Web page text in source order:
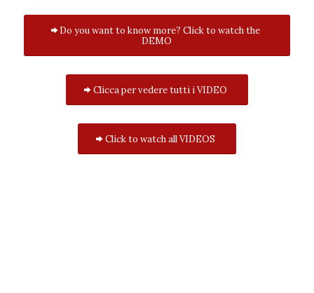
Do you want to know more? Click to watch the
DEMO
Clicca per vedere tutti i VIDEO
Click to watch all VIDEOS